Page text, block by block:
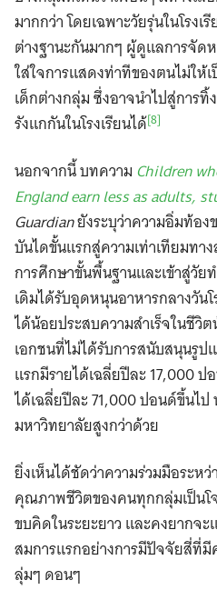
for:
มากกว่า โดยเฉพาะวัยรุ่นในโรง
ต่างฐานะกันมากๆ ผู้ดูแลการจัดห
ใส่ใจการแสดงท่าทีของตนไม่ให้
เด็กต่างกลุ่ม ซึ่งอาจนำไปสู่การทิ้
รังแกกันในโรงเรียนได้[8]
นอกจากนี้ บทความ Children
England earn less as adults,
Guardianยังระบุว่าความอิ่มท้อง
บันไดขั้นแรกสู่ความเท่าเทียมทาง
การศึกษาขั้นพื้นฐานและเข้าสู่วัย
เดิมได้รับอุดหนุนอาหารกลางวัน
ได้น้อยประสบความสำเร็จในชีวิต
เอกชนที่ไม่ได้รับการสนับสนุนรูป
แรกมีรายได้เฉลี่ยปีละ 17,000
ได้เฉลี่ยปีละ 71,000 ปอนด์ขึ้นไป
มหาวิทยาลัยสูงกว่าด้วย
ยิ่งเห็นได้ชัดว่าความร่วมมือระห
คุณภาพชีวิตของคนทุกกลุ่มเป็น
ขบคิดในระยะยาว และคงยากจ
สมการแรกอย่างการมีปัจจัยสี่ที่
ลุ่มๆ ดอนๆ